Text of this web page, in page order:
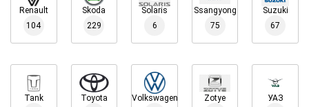
Renault
104
Skoda
229
Solaris
6
Ssangyong
75
Suzuki
67
Tank
Toyota
Volkswagen
Zotye
УАЗ